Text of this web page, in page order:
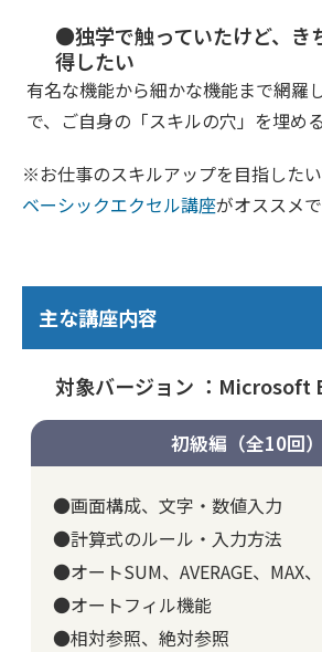
●独学で触っていたけど、き
得したい
有名な機能から細かな機能まで網羅
で、ご自身の「スキルの穴」を埋め
※お仕事のスキルアップを目指したい
ベーシックエクセル講座がオススメで
主な講座内容
対象バージョン ：Microsoft
初級編（全10回）
●画面構成、文字・数値入力
●計算式のルール・入力方法
●オートSUM、AVERAGE、MAX
●オートフィル機能
●相対参照、絶対参照